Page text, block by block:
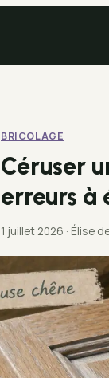
BRICOLAGE
Céruser
erreurs à
1 juillet 2026 · Élise